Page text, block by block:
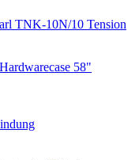
TNK-10N/10 Tension
58"